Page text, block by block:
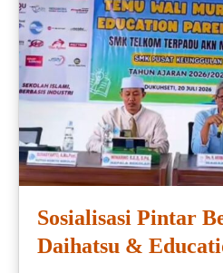
Sosialisasi Pintar
Daihatsu &